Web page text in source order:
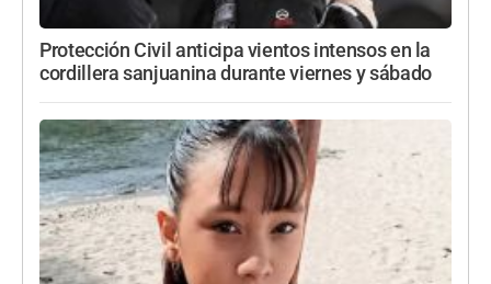
Protección Civil anticipa vientos intensos en la
cordillera sanjuanina durante viernes y sábado